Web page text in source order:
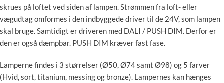
skrues på loftet ved siden af lampen. Strømmen fra loft- eller
vægudtag omformes i den indbyggede driver til de 24V, som lampen
skal bruge. Samtidigt er driveren med DALI / PUSH DIM. Derfor er
den er også dæmpbar. PUSH DIM kræver fast fase.
Lamperne findes i 3 størrelser (Ø50, Ø74 samt Ø98) og 5 farver
(Hvid, sort, titanium, messing og bronze). Lampernes kan hænges